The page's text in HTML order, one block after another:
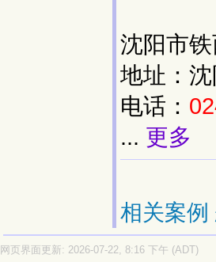
沈阳市
地址：
电话：
... 更多
相关案例
网页界面更新: 2026-07-22, 8:16 下午 (ADT)